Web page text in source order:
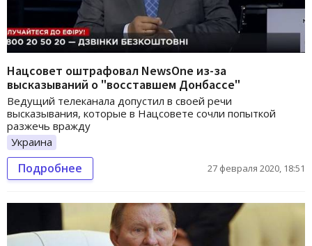
Нацсовет оштрафовал NewsOne из-за
высказываний о "восставшем Донбассе"
Ведущий телеканала допустил в своей речи
высказывания, которые в Нацсовете сочли попыткой
разжечь вражду
Украина
Подробнее 27 февраля 2020, 18:51